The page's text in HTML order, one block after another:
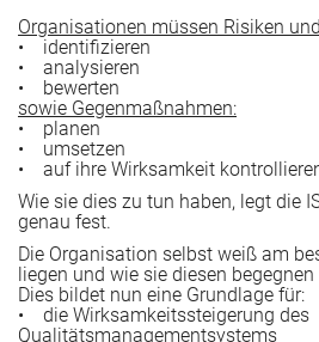
(DIN EN ISO
Trägerneuzulassung
Ansätze zusammen?
Organisationen müssen Risiken
• identifizieren
• analysieren
• bewerten
sowie Gegenmaßnahmen:
• planen
• umsetzen
• auf ihre Wirksamkeit
Wie sie dies zu tun haben, legt die
genau fest.
Die Organisation selbst weiß am
liegen und wie sie diesen begegnen
Dies bildet nun eine Grundlage für:
• die Wirksamkeitssteigerung des
Qualitätsmanagementsystems